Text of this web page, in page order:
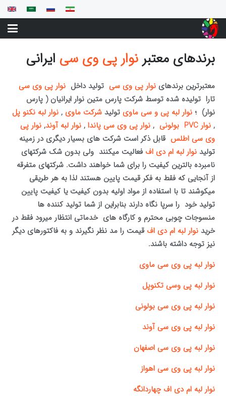
برندهای معتبرنوار پی وی سی ایرانی
معتبرترین برندهاینوار پی وی سی تولید داخلنوار پی وی سی
تارا تولیده شده توسط شرکت پارس متین نوار ایرانیان ( پارس
نوار) ؛نوار لبه پی و سی ماوی تولیدشرکت ماوی ,نوار لبه نکنو پل
,نوار PVC بولونی ,نوار پی وی سی پاندا,نوار لبه آوند,نوار پی
وی سی اطلس قابل ذکر است شرکت های بسیار دیگری در زمینه
تولیدنوار لبه ام دی اف فعالیت میکنند ولی بدون شک شرکتهای
نامبرده بالترین کیفیت را برای شما خواهند داشت. شرکتهای متفرقه
از آنجایی که فقط به فکر قیمت پایین هستند لذا به هر طریقی
میکوشند تا با استفاده از مواد اولیه بدون کیفیت یا کیفیت پایین
تولید خود را سرپا نگاه دارند بنابراین از شما تولید کننده ها
منسوجات چوبی محترم و کارگاه های خدماتی انتظار میرود فقط در
خریدنوار لبه ام دی افقیمت را مد نظر نگیرند و به فاکتورهای دیگر
نیز توجه داشته باشند.
نوار لبه پی وی سی ماوی
نوار لبه پی وسی تکنوپل
نوار لبه پی وی سی بولونی
نوار لبه پی وی سی آوند
نوار لبه پی وی سی اصفهان
نوار لبه پی وی سی اهواز
نوار لبه ام دی اف چهاردانگه